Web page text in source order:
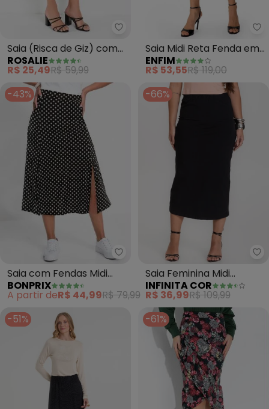
Rosalie - Saia (Risca de Giz)
Saia (Risca de Giz) com
Babado
ROSALIE
R$ 25,49R$ 59,99
Saia Midi Reta Fenda em
Lurex (Preto)
ENFIM
R$ 53,55R$ 119,00
-43%
bonprix - Saia com Fendas
Saia com Fendas Midi
(Poá Preto)
BONPRIX
A partir deR$ 44,99R$ 79,99
-66%
Saia Feminina Midi
(Preto)
INFINITA COR
R$ 36,99R$ 109,99
-51%
-61%